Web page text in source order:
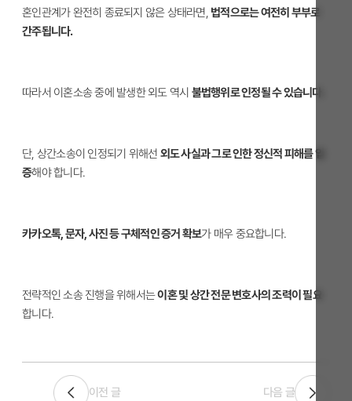
혼인관계가 완전히 종료되지 않은 상태라면, 법적으로는 여전히 부부로
간주됩니다.
따라서 이혼소송 중에 발생한 외도 역시 불법행위로 인정될 수 있습니다.
단, 상간소송이 인정되기 위해선 외도 사실과 그로 인한 정신적 피해를 입
증해야 합니다.
카카오톡, 문자, 사진 등 구체적인 증거 확보가 매우 중요합니다.
전략적인 소송 진행을 위해서는이혼 및 상간 전문 변호사의 조력이 필요
합니다.
이전 글 다음 글